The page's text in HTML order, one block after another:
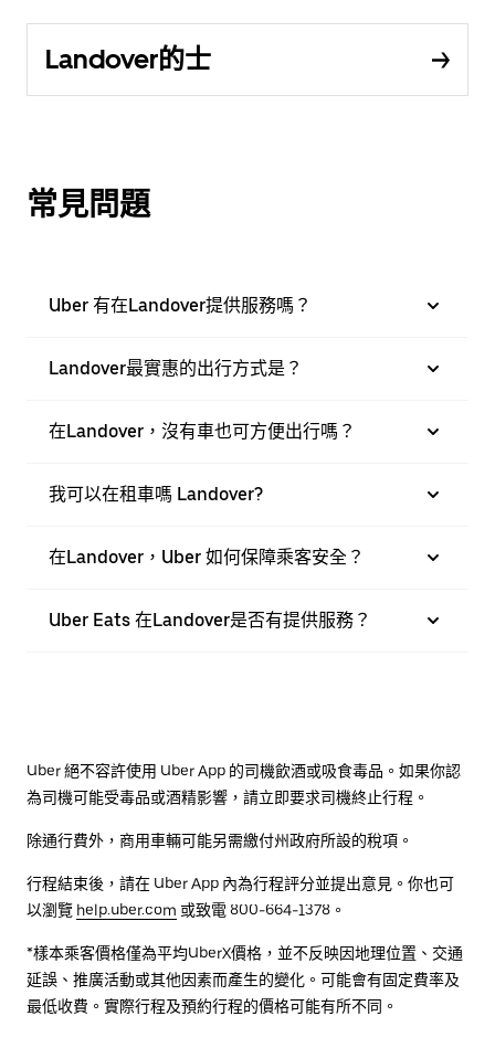
Landover的士
常見問題
Uber 有在Landover提供服務嗎？
Landover最實惠的出行方式是？
在Landover，沒有車也可方便出行嗎？
我可以在租車嗎 Landover?
在Landover，Uber 如何保障乘客安全？
Uber Eats 在Landover是否有提供服務？
Uber 絕不容許使用 Uber App 的司機飲酒或吸食毒品。如果你認
為司機可能受毒品或酒精影響，請立即要求司機終止行程。
除通行費外，商用車輛可能另需繳付州政府所設的稅項。
行程結束後，請在 Uber App 內為行程評分並提出意見。你也可
以瀏覽 help.uber.com 或致電 800-664-1378。
*樣本乘客價格僅為平均UberX價格，並不反映因地理位置、交通
延誤、推廣活動或其他因素而產生的變化。可能會有固定費率及
最低收費。實際行程及預約行程的價格可能有所不同。